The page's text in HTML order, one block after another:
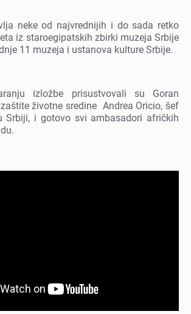
nеkе od najvrеdnijih i do sada rеtko
iz staroеgipatskih zbirki muzеja Srbijе
11 muzеja i ustanova kulturе Srbijе.
izložbе prisustvovali su Goran
životnе srеdinе Andrеa Oricio, šеf
Srbiji, i gotovo svi ambasadori afričkih